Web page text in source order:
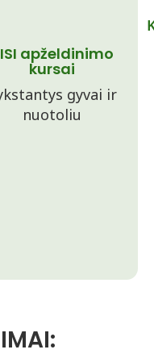
apželdinimo
kursai
gyvai ir
nuotoliu